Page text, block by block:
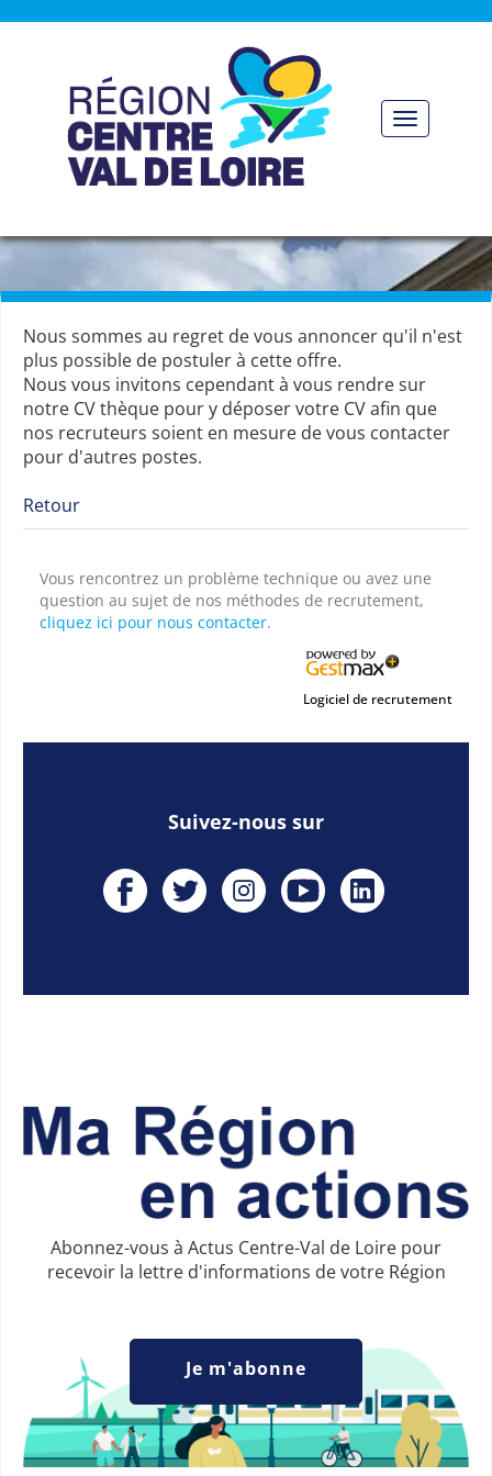
Toggle
Nous sommes au regret de vous annoncer qu'il n'est
plus possible de postuler à cette offre.
Nous vous invitons cependant à vous rendre sur
notre CV thèque pour y déposer votre CV afin que
nos recruteurs soient en mesure de vous contacter
pour d'autres postes.
Retour
Vous rencontrez un problème technique ou avez une
question au sujet de nos méthodes de recrutement,
cliquez ici pour nous contacter.
Logiciel de recrutement
Suivez-nous sur
Abonnez-vous à Actus Centre-Val de Loire pour
recevoir la lettre d'informations de votre Région
Je m'abonne